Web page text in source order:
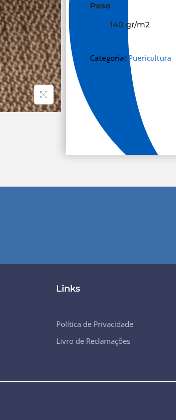
Peso
140 gr/m2
Categoria: Puericultura
Links
Política de Privacidade
Livro de Reclamações